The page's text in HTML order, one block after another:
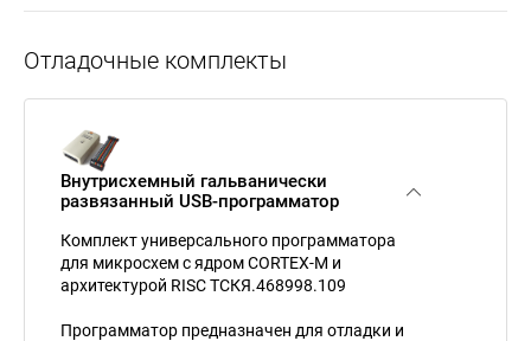
Отладочные комплекты
Внутрисхемный гальванически
развязанный USB-программатор
Комплект универсального программатора
для микросхем с ядром CORTEX-M и
архитектурой RISC ТСКЯ.468998.109
Программатор предназначен для отладки и